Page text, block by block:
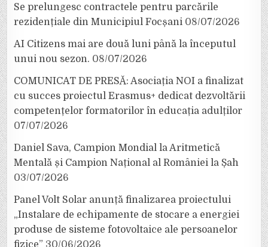
Se prelungesc contractele pentru parcările
rezidențiale din Municipiul Focșani 08/07/2026
AI Citizens mai are două luni până la începutul
unui nou sezon. 08/07/2026
COMUNICAT DE PRESĂ: Asociația NOI a finalizat
cu succes proiectul Erasmus+ dedicat dezvoltării
competențelor formatorilor în educația adulților
07/07/2026
Daniel Sava, Campion Mondial la Aritmetică
Mentală și Campion Național al României la Șah
03/07/2026
Panel Volt Solar anunță finalizarea proiectului
„Instalare de echipamente de stocare a energiei
produse de sisteme fotovoltaice ale persoanelor
fizice” 30/06/2026